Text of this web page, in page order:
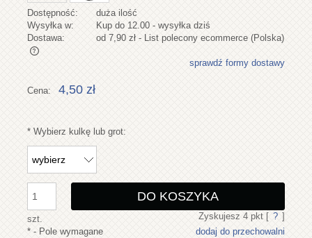
Dostępność:
duża ilość
Wysyłka w:
Kup do 12.00 - wysyłka dziś
Dostawa:
od 7,90 zł - List polecony ecommerce (Polska)
Cena nie zawiera ewentualnych kosztów płatności
sprawdź formy dostawy
Cena: 4,50 zł
* Wybierz kulkę lub grot:
szt.
DO KOSZYKA
Zyskujesz 4pkt [ ? ]
dodaj do przechowalni
* - Pole wymagane